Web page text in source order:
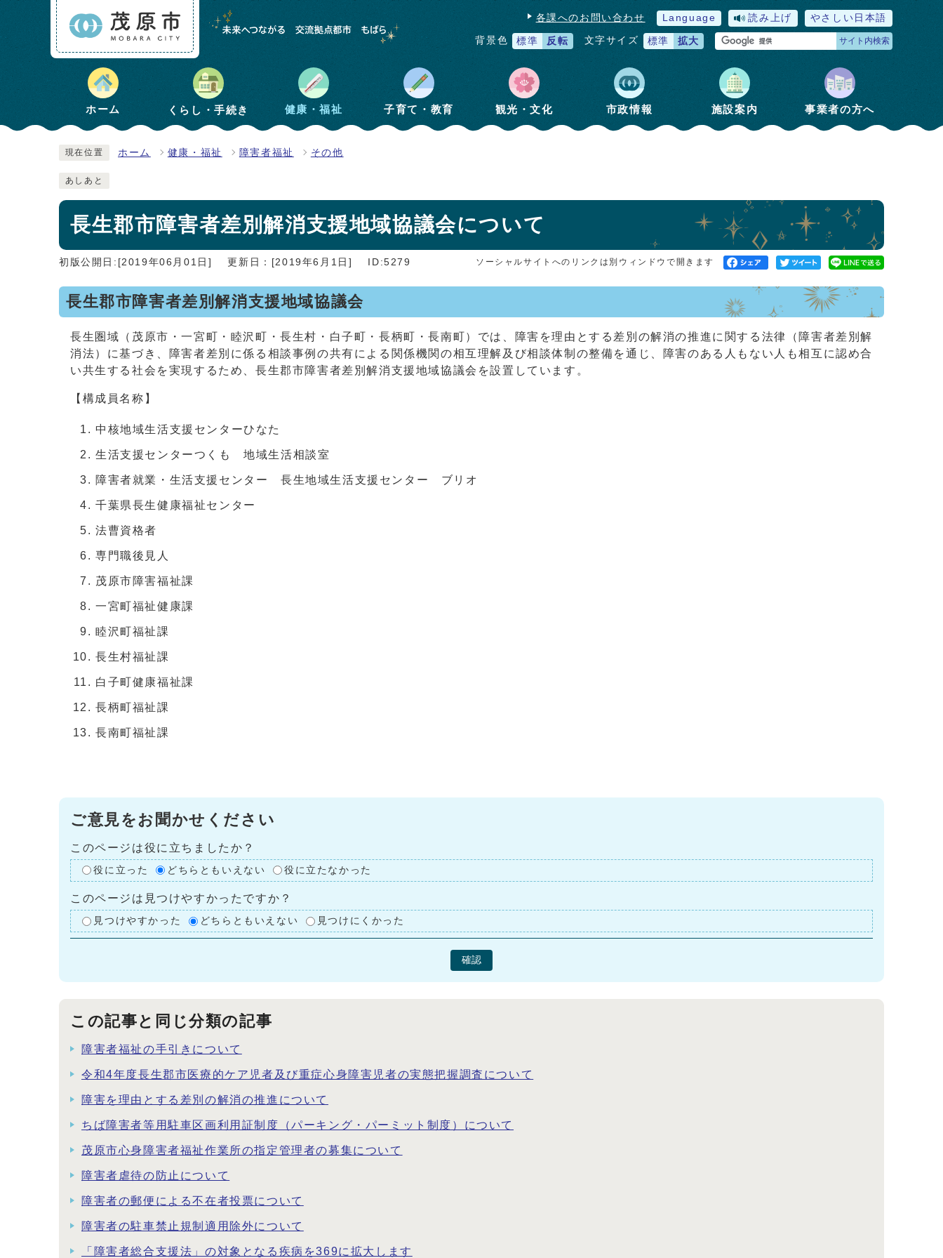
各課へのお問い合わせ Language 読み上げ やさしい日本語
背景色 標準 反転 文字サイズ 標準 拡大 サイト内検索
ホーム くらし・手続き 健康・福祉 子育て・教育 観光・文化 市政情報 施設案内 事業者の方へ
現在位置 ホーム 健康・福祉 障害者福祉 その他
あしあと
長生郡市障害者差別解消支援地域協議会について
初版公開日:[2019年06月01日] 更新日：[2019年6月1日] ID:5279 ソーシャルサイトへのリンクは別ウィンドウで開きます
長生郡市障害者差別解消支援地域協議会
長生圏域（茂原市・一宮町・睦沢町・長生村・白子町・長柄町・長南町）では、障害を理由とする差別の解消の推進に関する法律（障害者差別解
消法）に基づき、障害者差別に係る相談事例の共有による関係機関の相互理解及び相談体制の整備を通じ、障害のある人もない人も相互に認め合
い共生する社会を実現するため、長生郡市障害者差別解消支援地域協議会を設置しています。
【構成員名称】
中核地域生活支援センターひなた
生活支援センターつくも 地域生活相談室
障害者就業・生活支援センター 長生地域生活支援センター ブリオ
千葉県長生健康福祉センター
法曹資格者
専門職後見人
茂原市障害福祉課
一宮町福祉健康課
睦沢町福祉課
長生村福祉課
白子町健康福祉課
長柄町福祉課
長南町福祉課
ご意見をお聞かせください
このページは役に立ちましたか？
役に立った どちらともいえない 役に立たなかった
このページは見つけやすかったですか？
見つけやすかった どちらともいえない 見つけにくかった
確認
この記事と同じ分類の記事
障害者福祉の手引きについて
令和4年度長生郡市医療的ケア児者及び重症心身障害児者の実態把握調査について
障害を理由とする差別の解消の推進について
ちば障害者等用駐車区画利用証制度（パーキング・パーミット制度）について
茂原市心身障害者福祉作業所の指定管理者の募集について
障害者虐待の防止について
障害者の郵便による不在者投票について
障害者の駐車禁止規制適用除外について
「障害者総合支援法」の対象となる疾病を369に拡大します